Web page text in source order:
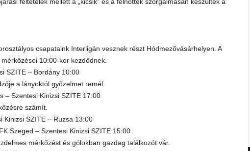
csapataink Interligán vesznek részt Hódmezővásárhelyen. A
10:00-kor kezdődnek.
SZITE – Bordány 10:00
a lányoktól győzelmet remél.
– Szentesi Kinizsi SZITE 17:00
számít.
Kinizsi SZITE – Ruzsa 13:00
Szeged – Szentesi Kinizsi SZITE 15:00
mérkőzést és gólokban gazdag találkozót vár.